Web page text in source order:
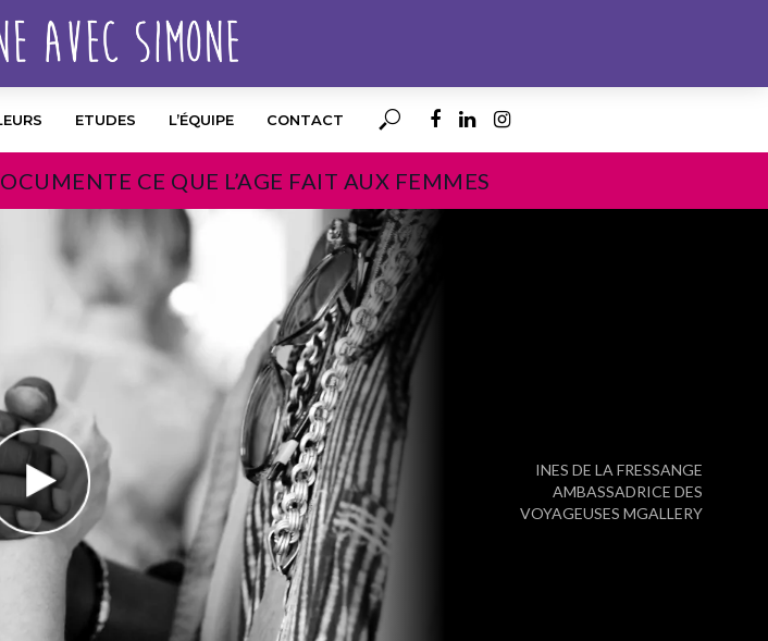
ETUDES L’ÉQUIPE CONTACT
CE QUE L’AGE FAIT AUX FEMMES
INES DE LA FRESSANGE
AMBASSADRICE DES
VOYAGEUSES MGALLERY